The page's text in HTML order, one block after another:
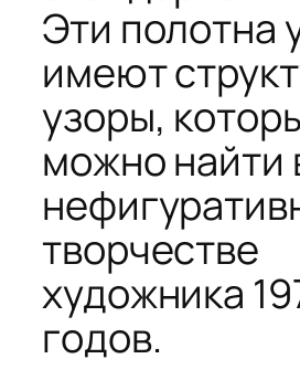
Эти полотна
имеют
узоры,
можно найти
творчестве
художника
годов.